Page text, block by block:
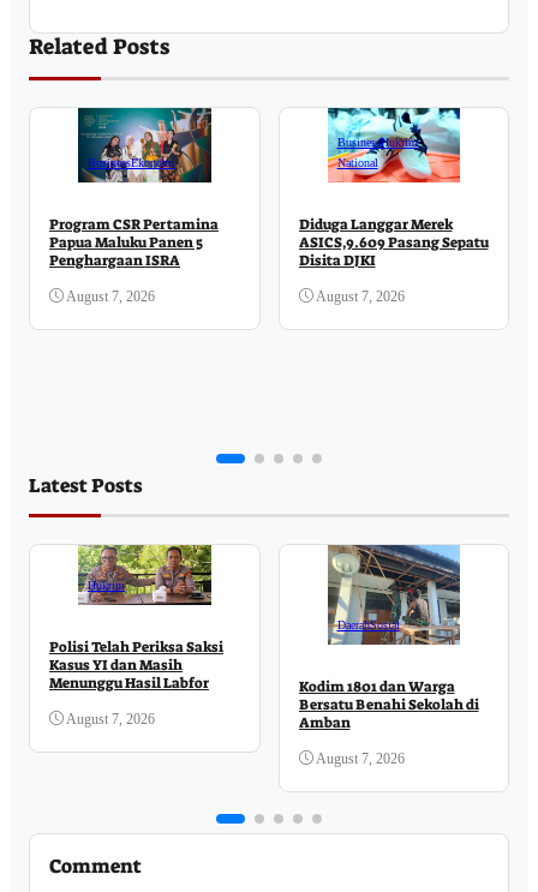
Related Posts
BusinessEkonomi
Program CSR Pertamina
Papua Maluku Panen 5
Penghargaan ISRA
August 7, 2026
BusinessHukrim
National
Diduga Langgar Merek
ASICS,9.609 Pasang Sepatu
Disita DJKI
August 7, 2026
Latest Posts
Hukrim
Polisi Telah Periksa Saksi
Kasus YI dan Masih
Menunggu Hasil Labfor
August 7, 2026
DaerahSosial
Kodim 1801 dan Warga
Bersatu Benahi Sekolah di
Amban
August 7, 2026
Comment